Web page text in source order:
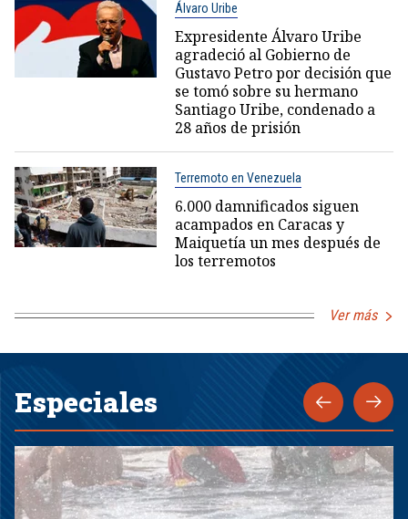
Álvaro Uribe
Expresidente Álvaro Uribe
agradeció al Gobierno de
Gustavo Petro por decisión que
se tomó sobre su hermano
Santiago Uribe, condenado a
28 años de prisión
Terremoto en Venezuela
6.000 damnificados siguen
acampados en Caracas y
Maiquetía un mes después de
los terremotos
Ver más
Especiales